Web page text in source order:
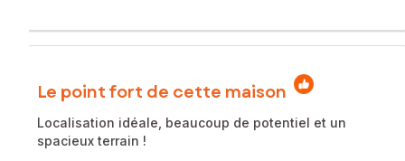
Le point fort de cette maison
Localisation idéale, beaucoup de potentiel et un
spacieux terrain !